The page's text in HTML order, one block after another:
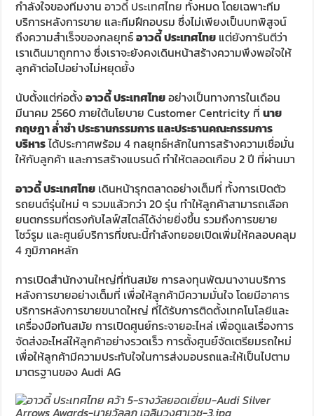
กำลังใจของทีมงานอาวดี้ ประเทศไทย ทั้งหมด โดยเฉพาะทีม
บริการหลังการขาย และทีมฝึกอบรม ซึ่งไม่เพียงเป็นบทพิสูจน์
ถึงความสำเร็จของกลยุทธ์อาวดี้ ประเทศไทย แต่ยังการันตีว่า
เราเดินมาถูกทาง ซึ่งเราจะยังคงเดินหน้าสร้างความพึงพอใจให้
ลูกค้าต่อไปอย่างไม่หยุดยั้ง
นับตั้งแต่ก่อตั้งอาวดี้ ประเทศไทยอย่างเป็นทางการในเดือน
มีนาคม 2560 ภายใต้นโยบาย Customer Centricity ที่นาย
กฤษฎา ล่ำซำ ประธานกรรมการ และประธานคณะกรรมการ
บริหารได้ประกาศพร้อม 4 กลยุทธ์หลักในการสร้างความเชื่อมั่น
ให้กับลูกค้า และการสร้างแบรนด์ ทำให้ตลอดเกือบ 2 ปี ที่ผ่านมา
อาวดี้ ประเทศไทย เดินหน้ารุกตลาดอย่างเต็มที่ ทั้งการเปิดตัว
รถยนต์รุ่นใหม่ ๆ รวมแล้วกว่า 20 รุ่น ทำให้ลูกค้าสามารถเลือก
ยนตกรรมที่ตรงกับไลฟ์สไตล์ได้ง่ายยิ่งขึ้น รวมถึงการขยาย
โชว์รูม และศูนย์บริการที่ขณะนี้กำลังทยอยเปิดเพิ่มให้คลอบคลุม
4 ภูมิภาคหลัก
การเปิดสำนักงานใหญ่ที่ทันสมัย การลงทุนพัฒนางานบริการ
หลังการขายอย่างเต็มที่ เพื่อให้ลูกค้ามีความมั่นใจ โดยมีอาคาร
บริการหลังการขายขนาดใหญ่ ที่ได้รับการติดตั้งเทคโนโลยีและ
เครื่องมือทันสมัย การเปิดศูนย์กระจายอะไหล่ เพื่อดูแลเรื่องการ
จัดส่งอะไหล่ให้ลูกค้าอย่างรวดเร็ว การตั้งศูนย์จัดเตรียมรถใหม่
เพื่อให้ลูกค้ามีความประทับใจในการส่งมอบรถและให้เป็นไปตาม
มาตรฐานของ Audi AG